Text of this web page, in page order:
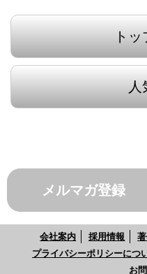
ト
人
メルマガ登録
会社案内 採用情報
プライバシーポリシーにつ
お